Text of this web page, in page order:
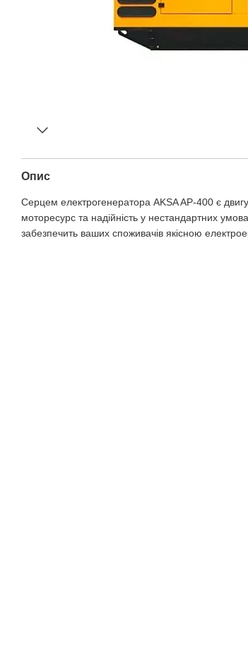
Опис
Серцем електрогенератора AKSA AP-400 є
моторесурс та надійність у нестандартних
забезпечить ваших споживачів якісною